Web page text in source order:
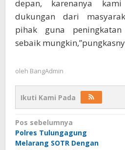
depan, karenanya
dukungan dari
pihak guna
sebaik
oleh BangAdmin
Ikuti Kami Pada
Navigasi
pos
Pos sebelumnya
Polres Tulungagung
Melarang SOTR Dengan